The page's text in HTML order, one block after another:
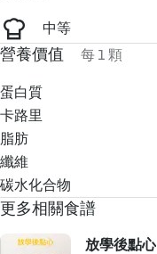
中等
營養價值 每 1 顆
蛋白質
卡路里
脂肪
纖維
碳水化合物
更多相關食譜
放學後點心